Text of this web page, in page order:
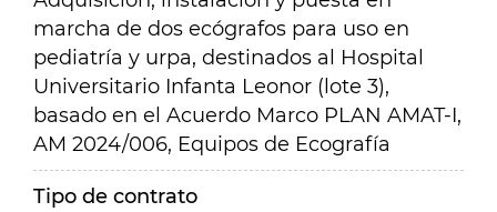
marcha de dos ecógrafos para uso en
pediatría y urpa, destinados al Hospital
Universitario Infanta Leonor (lote 3),
basado en el Acuerdo Marco PLAN AMAT-I,
AM 2024/006, Equipos de Ecografía
Tipo de contrato